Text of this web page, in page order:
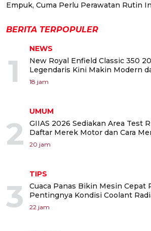
Empuk, Cuma Perlu Perawatan Rutin
BERITA TERPOPULER
1
NEWS
New Royal Enfield Classic 350
Legendaris Kini Makin Modern
18 jam
2
UMUM
GIIAS 2026 Sediakan Area Test
Daftar Merek Motor dan Cara
20 jam
3
TIPS
Cuaca Panas Bikin Mesin Cepat
Pentingnya Kondisi Coolant
22 jam